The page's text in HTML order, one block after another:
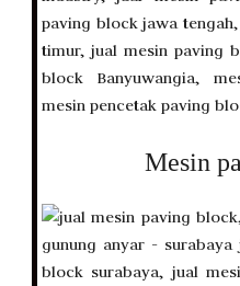
Mesin